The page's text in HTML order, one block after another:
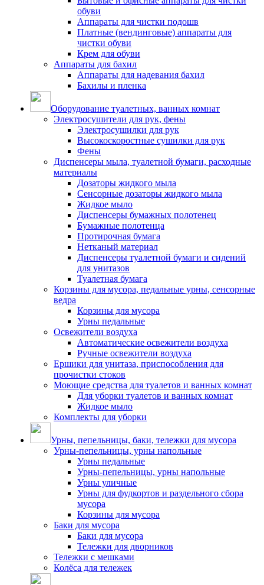
обуви
Аппараты для чистки подошв
Платные (вендинговые) аппараты для
чистки обуви
Крем для обуви
Аппараты для бахил
Аппараты для надевания бахил
Бахилы и пленка
Оборудование туалетных, ванных комнат
Электросушители для рук, фены
Электросушилки для рук
Высокоскоростные сушилки для рук
Фены
Диспенсеры мыла, туалетной бумаги, расходные
материалы
Дозаторы жидкого мыла
Сенсорные дозаторы жидкого мыла
Жидкое мыло
Диспенсеры бумажных полотенец
Бумажные полотенца
Протирочная бумага
Нетканый материал
Диспенсеры туалетной бумаги и сидений
для унитазов
Туалетная бумага
Корзины для мусора, педальные урны, сенсорные
ведра
Корзины для мусора
Урны педальные
Освежители воздуха
Автоматические освежители воздуха
Ручные освежители воздуха
Ершики для унитаза, приспособления для
прочистки стоков
Моющие средства для туалетов и ванных комнат
Для уборки туалетов и ванных комнат
Жидкое мыло
Комплекты для уборки
Урны, пепельницы, баки, тележки для мусора
Урны-пепельницы, урны напольные
Урны педальные
Урны-пепельницы, урны напольные
Урны уличные
Урны для фудкортов и раздельного сбора
мусора
Корзины для мусора
Баки для мусора
Баки для мусора
Тележки для дворников
Тележки с мешками
Колёса для тележек